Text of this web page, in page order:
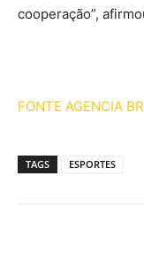
cooperação”,
FONTE AGENCIA
TAGS ESPORTES